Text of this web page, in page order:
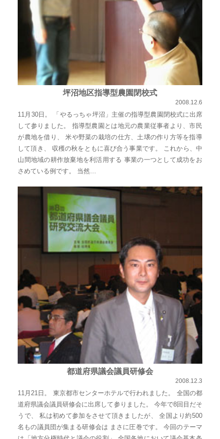
坪沼地区指導型農園閉校式
2008.12.6
11月30日。 「やるっちゃ坪沼」主催の指導型農園閉校式に出席
して参りました。 指導型農園とは地元の農業従事者より、市民
が農地を借り、 米や野菜の栽培の仕方、土壌の作り方等を指導
して頂き、 収穫の秋をともに喜び合う事業です。 これから、中
山間地域の耕作放棄地を利活用する 事業の一つとして成功をお
さめている例です。 当然…
都道府県議会議員研修会
2008.12.3
11月21日。 東京都市センターホテルで行われました。 全国の都
道府県議会議員研修会に出席して参りました。 今年で8回目だそ
うで、 私は初めて参加をさせて頂きましたが、 全国より約500
名もの議員団が集まる研修会は まさに圧巻です。 今回のテーマ